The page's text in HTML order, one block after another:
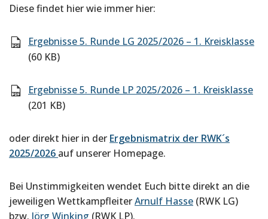
Diese findet hier wie immer hier:
Ergebnisse 5. Runde LG 2025/2026 – 1. Kreisklasse
(60 KB)
Ergebnisse 5. Runde LP 2025/2026 – 1. Kreisklasse
(201 KB)
oder direkt hier in der Ergebnismatrix der RWK´s
2025/2026 auf unserer Homepage.
Bei Unstimmigkeiten wendet Euch bitte direkt an die
jeweiligen WettkampfleiterArnulf Hasse (RWK LG)
bzw. Jörg Winking (RWK LP).